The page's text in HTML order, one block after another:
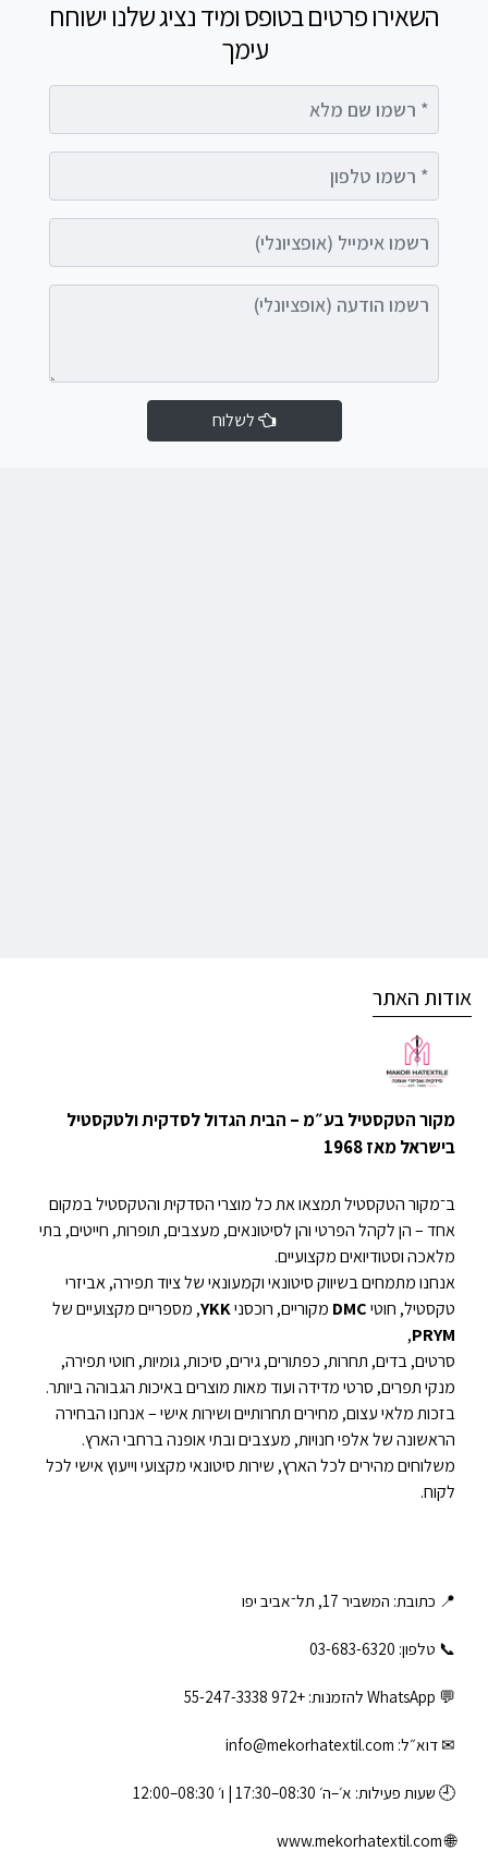
השאירו פרטים בטופס ומיד נציג שלנו ישוחח
עימך
רשמו הודעה (אופציונלי)
לשלוח
אודות האתר
מקור הטקסטיל בע״מ – הבית הגדול לסדקית ולטקסטיל
בישראל מאז 1968
ב־מקור הטקסטיל תמצאו את כל מוצרי הסדקית והטקסטיל במקום
אחד – הן לקהל הפרטי והן לסיטונאים, מעצבים, תופרות, חייטים, בתי
מלאכה וסטודיואים מקצועיים.
אנחנו מתמחים בשיווק סיטונאי וקמעונאי של ציוד תפירה, אביזרי
טקסטיל, חוטיDMC מקוריים, רוכסניYKK, מספריים מקצועיים של
PRYM
,
סרטים, בדים, תחרות, כפתורים, גירים, סיכות, גומיות, חוטי תפירה,
מנקי תפרים, סרטי מדידה ועוד מאות מוצרים באיכות הגבוהה ביותר.
בזכות מלאי עצום, מחירים תחרותיים ושירות אישי – אנחנו הבחירה
הראשונה של אלפי חנויות, מעצבים ובתי אופנה ברחבי הארץ.
משלוחים מהירים לכל הארץ, שירות סיטונאי מקצועי וייעוץ אישי לכל
לקוח.
📍 כתובת: המשביר 17, תל־אביב יפו
📞 טלפון: ‎03-683-6320
💬 WhatsApp להזמנות: +972 55-247-3338
✉ דוא״ל: info@mekorhatextil.com
🕘 שעות פעילות: א׳–ה׳ 08:30–17:30 | ו׳ 08:30–12:00
🌐
www.mekorhatextil.com